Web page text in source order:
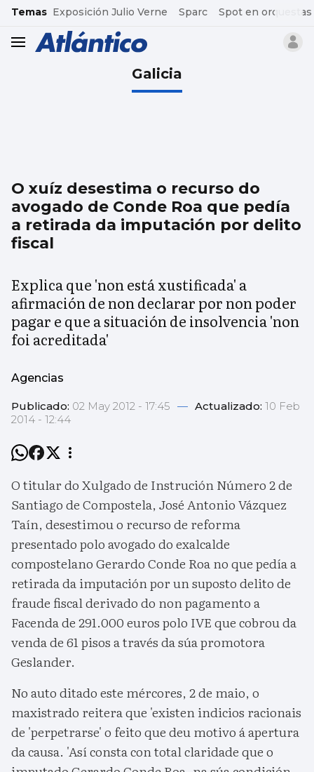
common.go-to-content
Temas Exposición Julio Verne Sparc Spot en orquestas
header.menu.open
Galicia
O xuíz desestima o recurso do
avogado de Conde Roa que pedía
a retirada da imputación por delito
fiscal
Explica que 'non está xustificada' a
afirmación de non declarar por non poder
pagar e que a situación de insolvencia 'non
foi acreditada'
Agencias
Publicado: 02 May 2012 - 17:45 — Actualizado: 10 Feb
2014 - 12:44
O titular do Xulgado de Instrución Número 2 de
Santiago de Compostela, José Antonio Vázquez
Taín, desestimou o recurso de reforma
presentado polo avogado do exalcalde
compostelano Gerardo Conde Roa no que pedía a
retirada da imputación por un suposto delito de
fraude fiscal derivado do non pagamento a
Facenda de 291.000 euros polo IVE que cobrou da
venda de 61 pisos a través da súa promotora
Geslander.
No auto ditado este mércores, 2 de maio, o
maxistrado reitera que 'existen indicios racionais
de 'perpetrarse' o feito que deu motivo á apertura
da causa. 'Así consta con total claridade que o